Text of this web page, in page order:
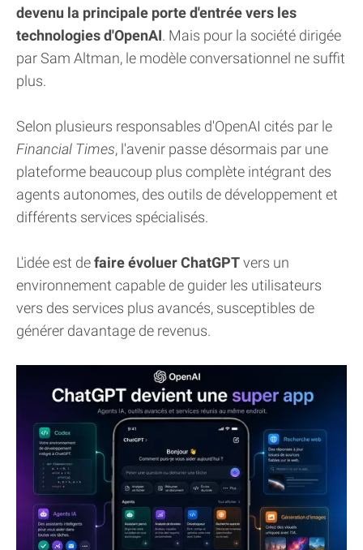
devenu la principale porte d'entrée vers les
technologies d'OpenAI. Mais pour la société dirigée
par Sam Altman, le modèle conversationnel ne suffit
plus.
Selon plusieurs responsables d'OpenAI cités par le
Financial Times, l'avenir passe désormais par une
plateforme beaucoup plus complète intégrant des
agents autonomes, des outils de développement et
différents services spécialisés.
L'idée est defaire évoluer ChatGPTvers un
environnement capable de guider les utilisateurs
vers des services plus avancés, susceptibles de
générer davantage de revenus.